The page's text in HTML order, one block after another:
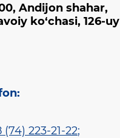
Andijon shahar,
ko‘chasi, 126-uy
:
(74) 223-21-22;